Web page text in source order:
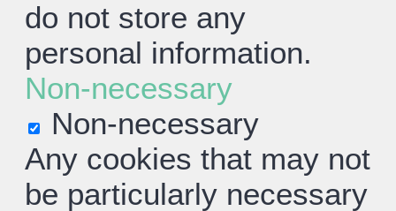
do not store any
personal information.
Non-necessary
Non-necessary
Any cookies that may not
be particularly necessary